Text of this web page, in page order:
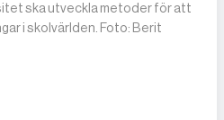
ska utveckla metoder för att
i skolvärlden. Foto: Berit